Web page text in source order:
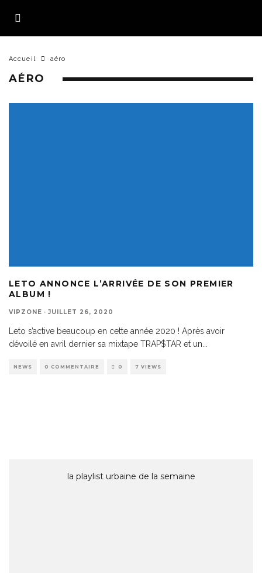
Accueil aéro
AÉRO
LETO ANNONCE L’ARRIVÉE DE SON PREMIER
ALBUM !
VIPZONE · JUILLET 26, 2020
Leto s’active beaucoup en cette année 2020 ! Après avoir
dévoilé en avril dernier sa mixtape TRAP$TAR et un
NEWS 0 COMMENTAIRE 0 7 VIEWS
la playlist urbaine de la semaine